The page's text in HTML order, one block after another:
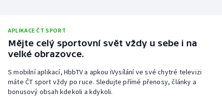
APLIKACE ČT SPORT
Mějte celý sportovní svět vždy u sebe i na
velké obrazovce.
S mobilní aplikací, HbbTV a apkou iVysílání ve své chytré televizi
máte ČT sport vždy po ruce. Sledujte přímé přenosy, články a
bonusový obsah kdekoli a kdykoli.